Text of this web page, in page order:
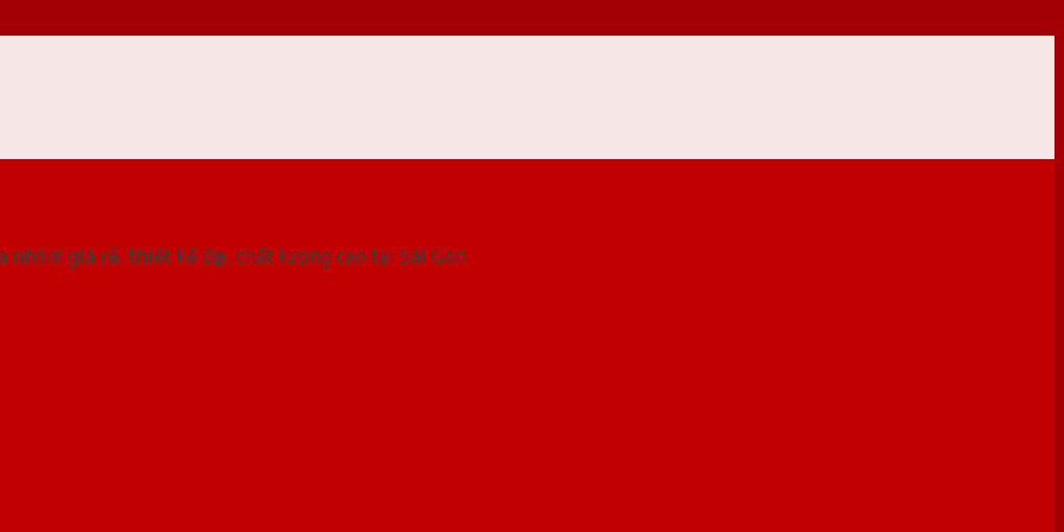
nhôm giá rẻ, thiết kế đẹp, chất lượng cao tại Sài Gòn